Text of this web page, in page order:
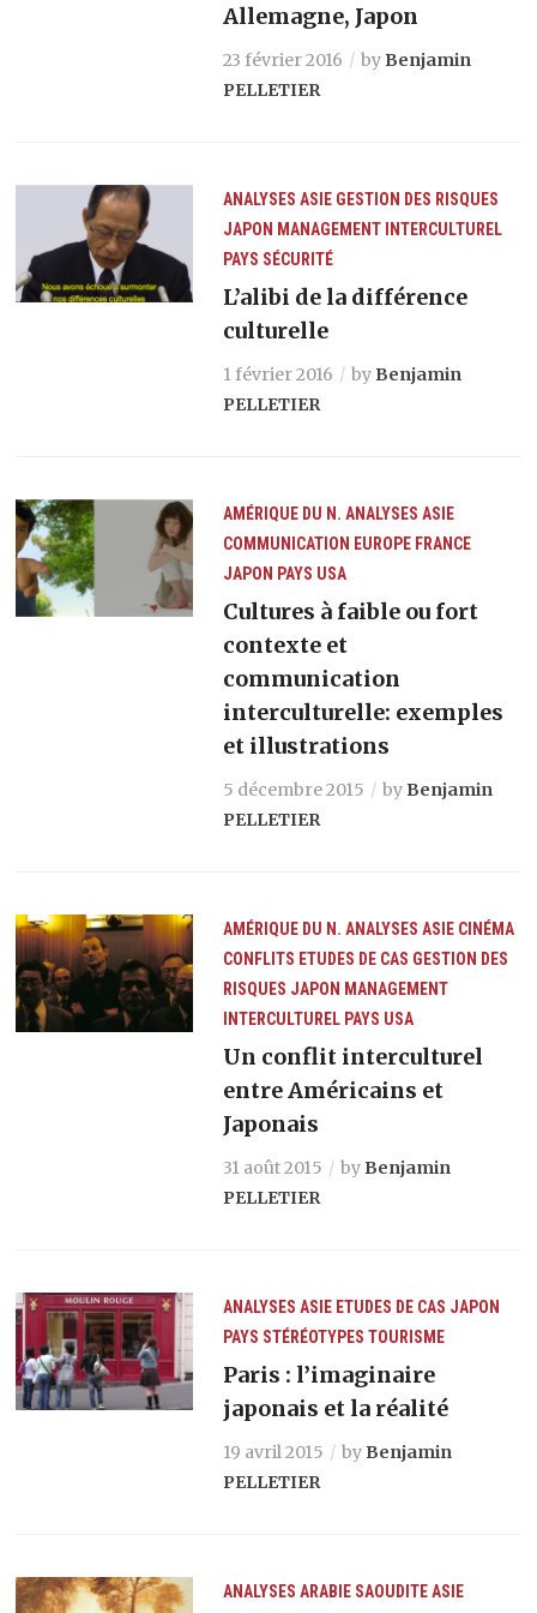
Allemagne, Japon
23 février 2016 by Benjamin
PELLETIER
ANALYSES ASIE GESTION DES RISQUES
JAPON MANAGEMENT INTERCULTUREL
PAYS SÉCURITÉ
L’alibi de la différence
culturelle
1 février 2016 by Benjamin
PELLETIER
AMÉRIQUE DU N. ANALYSES ASIE
COMMUNICATION EUROPE FRANCE
JAPON PAYS USA
Cultures à faible ou fort
contexte et
communication
interculturelle: exemples
et illustrations
5 décembre 2015 by Benjamin
PELLETIER
AMÉRIQUE DU N. ANALYSES ASIE CINÉMA
CONFLITS ETUDES DE CAS GESTION DES
RISQUES JAPON MANAGEMENT
INTERCULTUREL PAYS USA
Un conflit interculturel
entre Américains et
Japonais
31 août 2015 by Benjamin
PELLETIER
ANALYSES ASIE ETUDES DE CAS JAPON
PAYS STÉRÉOTYPES TOURISME
Paris : l’imaginaire
japonais et la réalité
19 avril 2015 by Benjamin
PELLETIER
ANALYSES ARABIE SAOUDITEASIE